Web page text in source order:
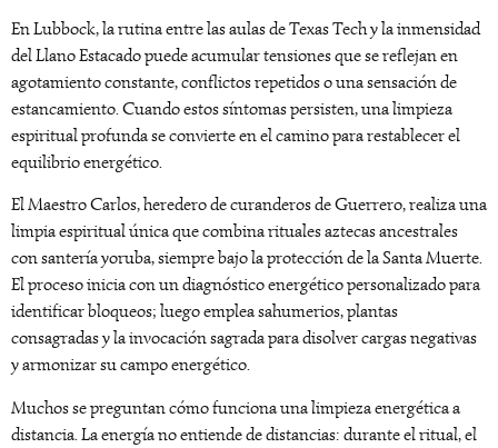
En Lubbock, la rutina entre las aulas de Texas Tech y la inmensidad
del Llano Estacado puede acumular tensiones que se reflejan en
agotamiento constante, conflictos repetidos o una sensación de
estancamiento. Cuando estos síntomas persisten, una limpieza
espiritual profunda se convierte en el camino para restablecer el
equilibrio energético.
El Maestro Carlos, heredero de curanderos de Guerrero, realiza una
limpia espiritual única que combina rituales aztecas ancestrales
con santería yoruba, siempre bajo la protección de la Santa Muerte.
El proceso inicia con un diagnóstico energético personalizado para
identificar bloqueos; luego emplea sahumerios, plantas
consagradas y la invocación sagrada para disolver cargas negativas
y armonizar su campo energético.
Muchos se preguntan cómo funciona una limpieza energética a
distancia. La energía no entiende de distancias: durante el ritual, el